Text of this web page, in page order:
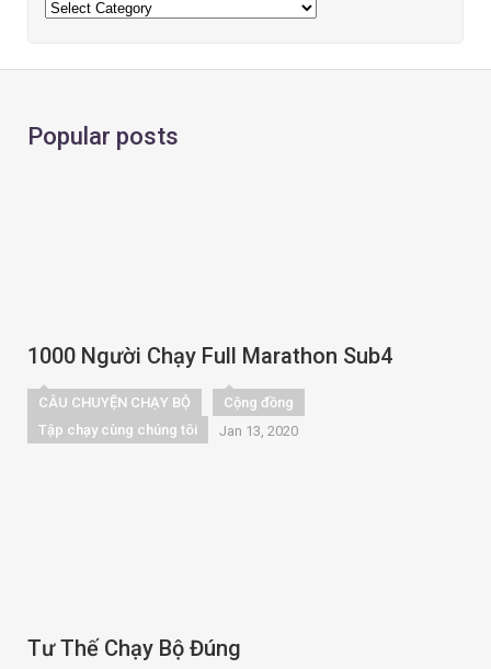
Popular posts
1000 Người Chạy Full Marathon Sub4
CÂU CHUYỆN CHẠY BỘ
Cộng đồng
Tập chạy cùng chúng tôi
Jan 13, 2020
Tư Thế Chạy Bộ Đúng